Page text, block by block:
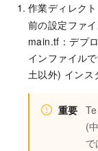
作業ディレク
前の設定ファ
main.tf ：デプ
インファイル
土以外) インス
重要
(